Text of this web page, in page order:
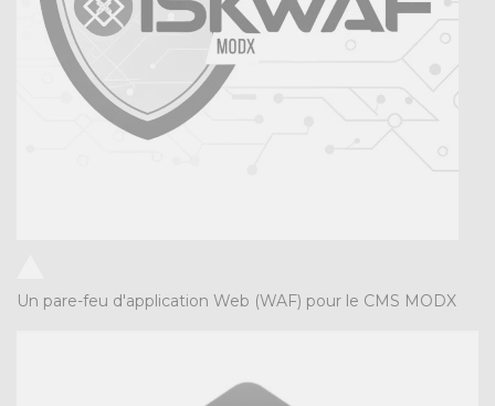
Un pare-feu d'application Web (WAF) pour le CMS MODX